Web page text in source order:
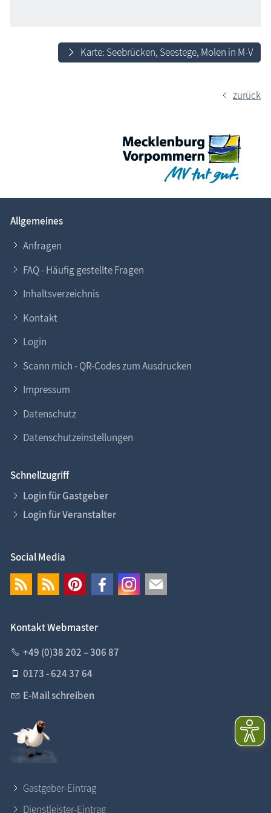
Karte: Seebrücken, Seestege, Molen in M-V
zurück
Allgemeines
Anfragen
FAQ - Häufig gestellte Fragen
Inhaltsverzeichnis
Kontakt
Login
Scann mich - QR-Codes zum Ausdrucken
Impressum
Datenschutz
Datenschutzeinstellungen
Schnellzugriff
Login für Gastgeber
Login für Veranstalter
Social Media
Kontakt Webmaster
+49 (0)38 202 – 306 87
0173 - 624 37 64
E-Mail schreiben
Gastgeber-Eintrag
Dienstleister-Eintrag